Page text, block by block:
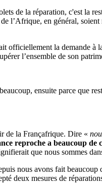
de la réparation, c'est la
l’Afrique, en général,
la demande à
l’ensemble de son
ensuite parce que
de la Françafrique. Dire «
reproche a beaucoup de
que nous sommes
nous avons fait beaucoup
deux mesures de